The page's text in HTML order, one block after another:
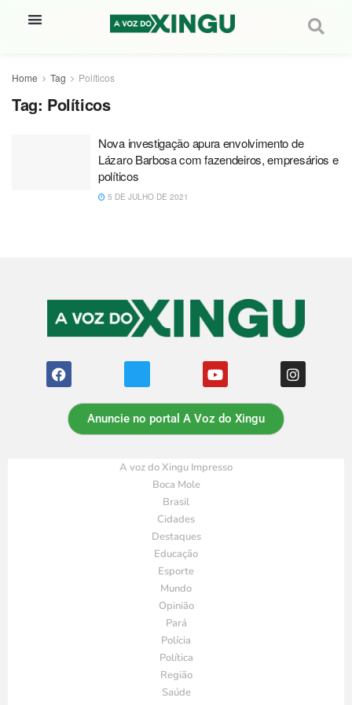
Home Tag Políticos
Tag: Políticos
Nova investigação apura envolvimento de
Lázaro Barbosa com fazendeiros, empresários e
políticos
5 DE JULHO DE 2021
Anuncie no portal A Voz do Xingu
A voz do Xingu Impresso
Boca Mole
Brasil
Cidades
Destaques
Educação
Esporte
Mundo
Opinião
Pará
Polícia
Política
Região
Saúde